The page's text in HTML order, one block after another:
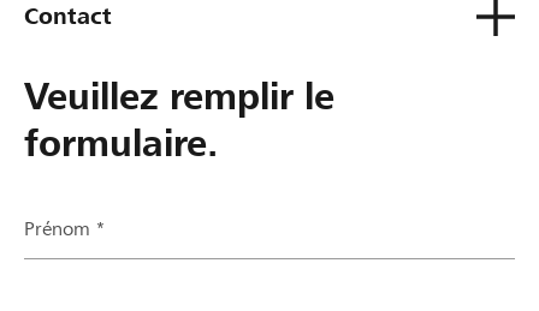
Contact
Veuillez remplir le
formulaire.
Prénom *